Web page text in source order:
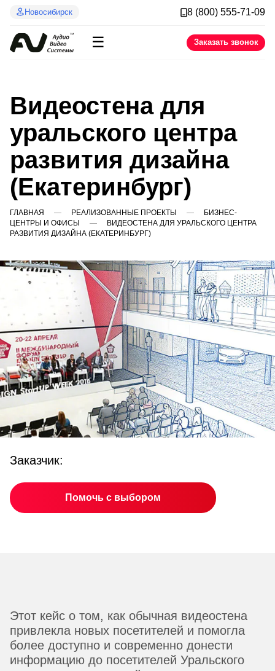
Новосибирск 8 (800) 555-71-09
☰ Заказать звонок
Видеостена для
уральского центра
развития дизайна
(Екатеринбург)
ГЛАВНАЯ РЕАЛИЗОВАННЫЕ ПРОЕКТЫ
БИЗНЕС-
ЦЕНТРЫ И ОФИСЫ
ВИДЕОСТЕНА ДЛЯ УРАЛЬСКОГО ЦЕНТРА
РАЗВИТИЯ ДИЗАЙНА (ЕКАТЕРИНБУРГ)
Заказчик:
Помочь с выбором
Этот кейс о том, как обычная видеостена
привлекла новых посетителей и помогла
более доступно и современно донести
информацию до посетителей Уральского